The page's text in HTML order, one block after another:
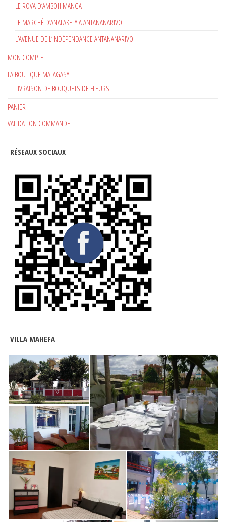
LE ROVA D’AMBOHIMANGA
LE MARCHÉ D’ANALAKELY A ANTANANARIVO
L’AVENUE DE L’INDÉPENDANCE ANTANANARIVO
MON COMPTE
LA BOUTIQUE MALAGASY
LIVRAISON DE BOUQUETS DE FLEURS
PANIER
VALIDATION COMMANDE
RÉSEAUX SOCIAUX
VILLA MAHEFA